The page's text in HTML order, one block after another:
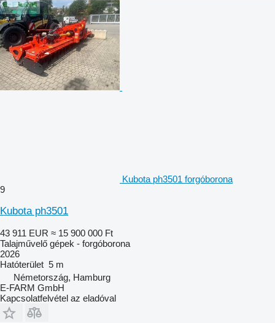
Kubota ph3501 forgóborona
9
Kubota ph3501
43 911 EUR ≈ 15 900 000 Ft
Talajművelő gépek - forgóborona
2026
Hatóterület 5 m
Németország, Hamburg
E-FARM GmbH
Kapcsolatfelvétel az eladóval